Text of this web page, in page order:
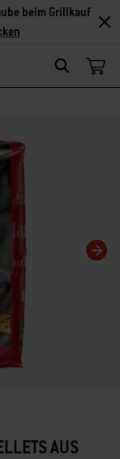
Search
beim Grillkauf
AUS